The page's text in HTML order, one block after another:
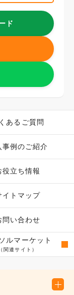
ド
あるご質問
事例のご紹介
役立ち情報
イトマップ
問い合わせ
ルマーケット
（関連サイト）